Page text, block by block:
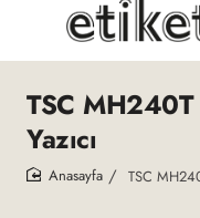
TSC
Yazıcı
TSC